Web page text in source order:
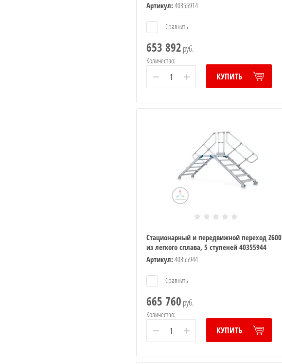
Артикул:40355914
Сравнить
653 892 руб.
Количество:
− + КУПИТЬ
Стационарный и передвижной переход Z600
из легкого сплава, 5 ступеней 40355944
Артикул:40355944
Сравнить
665 760 руб.
Количество:
− + КУПИТЬ